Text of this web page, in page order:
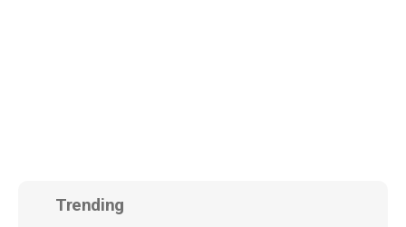
Trending